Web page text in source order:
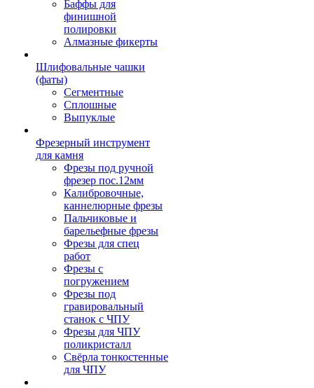
Баффы для
финишной
полировки
Алмазные фикерты
Шлифовальные чашки
(фаты)
Сегментные
Сплошные
Выпуклые
Фрезерный инструмент
для камня
Фрезы под ручной
фрезер пос.12мм
Калибровочные,
каннелюрные фрезы
Пальчиковые и
барельефные фрезы
Фрезы для спец
работ
Фрезы с
погружением
Фрезы под
гравировальный
станок с ЧПУ
Фрезы для ЧПУ
поликристалл
Свёрла тонкостенные
для ЧПУ